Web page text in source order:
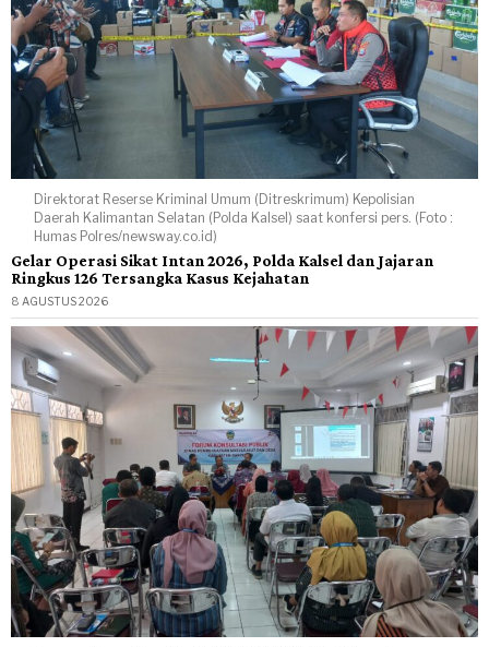
Direktorat Reserse Kriminal Umum (Ditreskrimum) Kepolisian
Daerah Kalimantan Selatan (Polda Kalsel) saat konfersi pers. (Foto :
Humas Polres/newsway.co.id)
Gelar Operasi Sikat Intan 2026, Polda Kalsel dan Jajaran
Ringkus 126 Tersangka Kasus Kejahatan
8 AGUSTUS 2026